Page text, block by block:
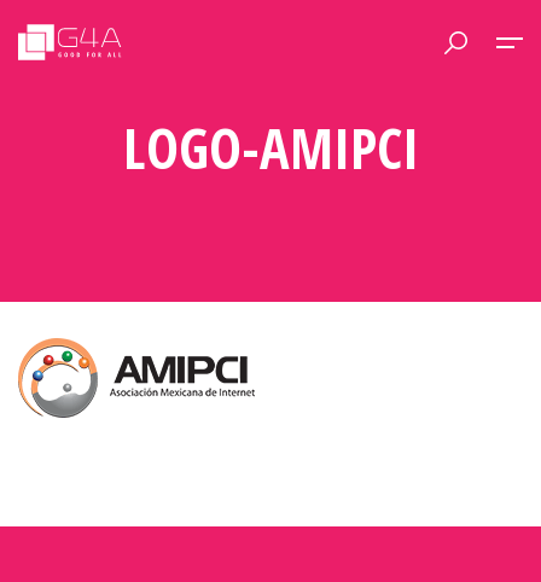
LOGO-AMIPCI